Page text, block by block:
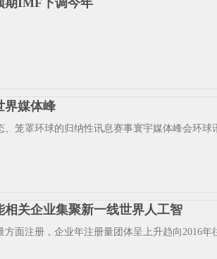
期IMF下调今年
界媒体峰
、笼罩环球的归纳性讯息赛事寰宇媒体峰会环
相关企业集聚新一线世界人工智
方面注册，企业年注册量团体呈上升趋向2016